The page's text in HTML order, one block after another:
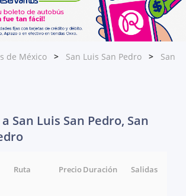
de México San Luis San Pedro
San
San Luis San Pedro, San
Ruta Salidas
Duración
Precio